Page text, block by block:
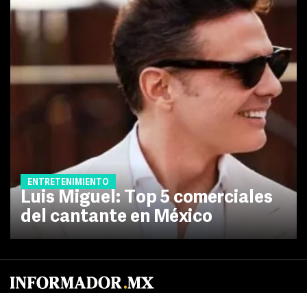
ENTRETENIMIENTO
Luis Miguel: Top 5 comerciales
del cantante en México